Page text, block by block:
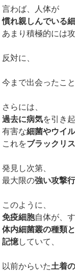
言わば、人体が
慣れ親しんでいる
あまり積極的には
反対に、
今まで出会ったこ
さらには、
過去に病気を引き
有害な細菌やウイ
これをブラックリ
発見し次第、
最大限の強い攻撃
このように、
免疫細胞自体が、
体内細菌叢の種類
記憶していて、
以前からいた土着